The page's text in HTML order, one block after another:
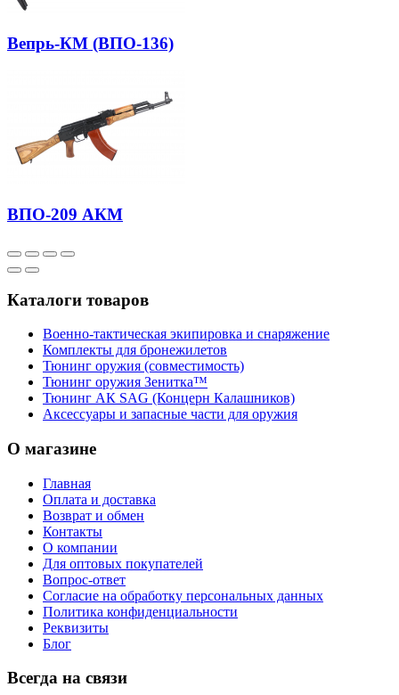
Вепрь-КМ (ВПО-136)
ВПО-209 АКМ
Каталоги товаров
Военно-тактическая экипировка и снаряжение
Комплекты для бронежилетов
Тюнинг оружия (совместимость)
Тюнинг оружия Зенитка™
Тюнинг АК SAG (Концерн Калашников)
Аксессуары и запасные части для оружия
О магазине
Главная
Оплата и доставка
Возврат и обмен
Контакты
О компании
Для оптовых покупателей
Вопрос-ответ
Согласие на обработку персональных данных
Политика конфиденциальности
Реквизиты
Блог
Всегда на связи